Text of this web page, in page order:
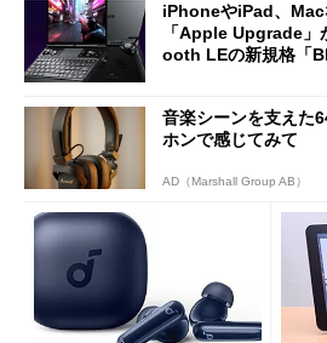
iPhoneやiPad、Mac
「Apple Upgrade
ooth LEの新規格「
音楽シーンを支えた
ホンで感じてみて
AD（Marshall Group AB）